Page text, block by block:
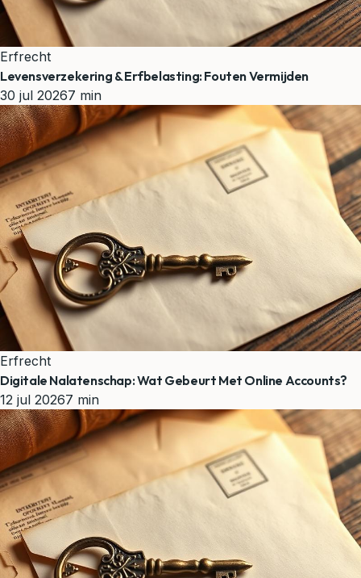
Erfrecht
Levensverzekering & Erfbelasting: Fouten Vermijden
30 jul 20267 min
Erfrecht
Digitale Nalatenschap: Wat Gebeurt Met Online Accounts?
12 jul 20267 min